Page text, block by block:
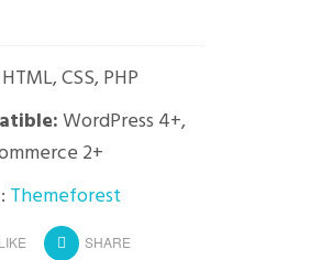
HTML, CSS, PHP
WordPress 4+,
2+
: Themeforest
LIKE SHARE